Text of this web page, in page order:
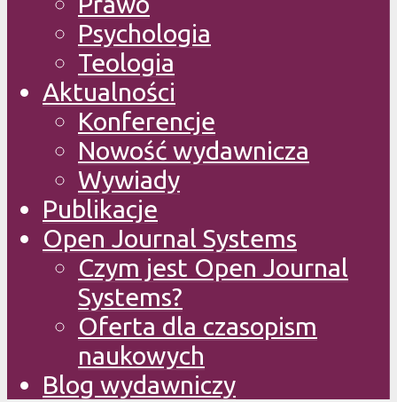
Psychologia
Teologia
Aktualności
Konferencje
Nowość wydawnicza
Wywiady
Publikacje
Open Journal Systems
Czym jest Open Journal
Systems?
Oferta dla czasopism
naukowych
Blog wydawniczy